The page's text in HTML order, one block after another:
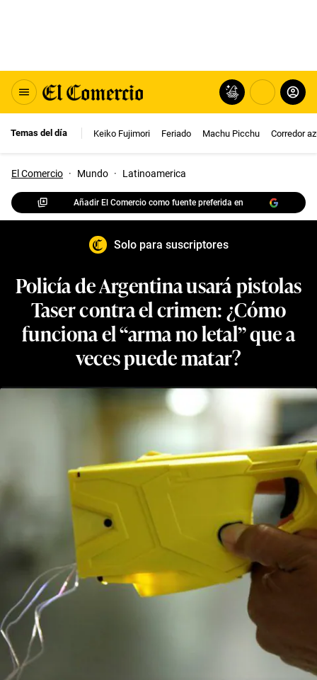
Temas del día Keiko Fujimori Feriado Machu Picchu Corredor
El Comercio · Mundo · Latinoamerica
Añadir El Comercio como fuente preferida en
Solo para suscriptores
Policía de Argentina usará pistolas
Taser contra el crimen: ¿Cómo
funciona el “arma no letal” que a
veces puede matar?